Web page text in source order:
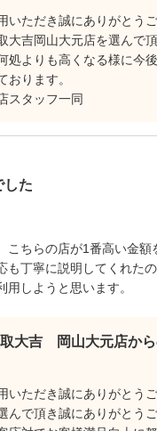
いただき誠にありがとうご
大吉岡山大元店を選んで
処よりも高くなる様に今
おります。
スタッフ一同
した
こちらの店が1番高い金
丁寧に説明してくれたの
しようと思います。
大吉 岡山大元店か
いただき誠にありがとうご
んで頂き誠にありがとうご